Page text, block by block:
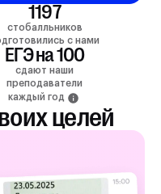
1197
стобалльников
с нами
ЕГЭ на 100
сдают наши
преподаватели
каждый год
целей